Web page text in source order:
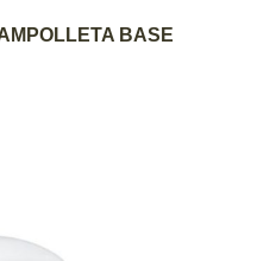
CARRITO
BASE